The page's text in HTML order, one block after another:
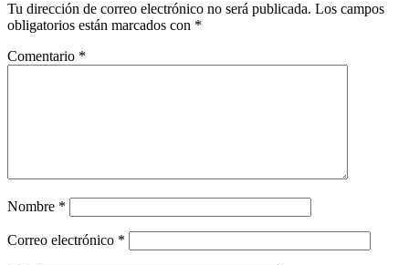
Tu dirección de correo electrónico no será publicada. Los campos
obligatorios están marcados con *
Comentario *
Nombre *
Correo electrónico *